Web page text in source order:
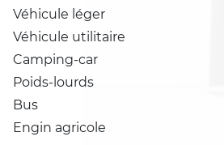
Véhicule léger
Véhicule utilitaire
Camping-car
Poids-lourds
Bus
Engin agricole